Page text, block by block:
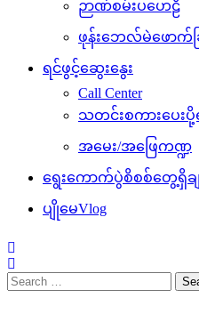
ဉာဏ်စမ်းပဟေဠိ
ဖုန်းဘေလ်မဲဖောက်ခ
ရင်ဖွင့်ဆွေးနွေး
Call Center
သတင်းစကားပေးပို့
အမေး/အဖြေကဏ္ဍ
ရွေးကောက်ပွဲစိစစ်တွေ့ရှိချ
ပျိုမေVlog
Search
for: